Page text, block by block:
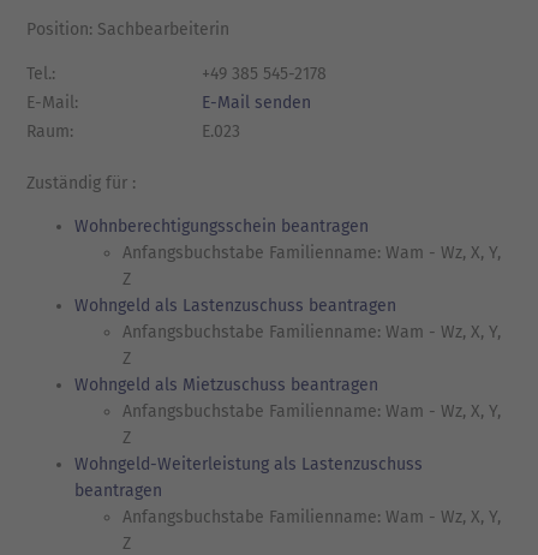
Position: Sachbearbeiterin
Tel.:
+49 385 545-2178
E-Mail:
E-Mail senden
Raum:
E.023
Zuständig für :
Wohnberechtigungsschein beantragen
Anfangsbuchstabe Familienname: Wam - Wz, X, Y,
Z
Wohngeld als Lastenzuschuss beantragen
Anfangsbuchstabe Familienname: Wam - Wz, X, Y,
Z
Wohngeld als Mietzuschuss beantragen
Anfangsbuchstabe Familienname: Wam - Wz, X, Y,
Z
Wohngeld-Weiterleistung als Lastenzuschuss
beantragen
Anfangsbuchstabe Familienname: Wam - Wz, X, Y,
Z